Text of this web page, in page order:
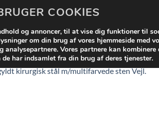
COOKIES
og annoncer, til at vise dig funktioner til
om din brug af vores hjemmeside med
analysepartnere. Vores partnere kan kombinere
har indsamlet fra din brug af deres tjenester.